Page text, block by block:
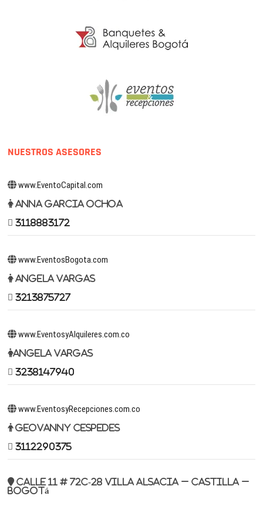
NUESTROS ASESORES
www.EventoCapital.com
Anna Garcia Ochoa
3118883172
www.EventosBogota.com
Angela Vargas
3213875727
www.EventosyAlquileres.com.co
Angela Vargas
3238147940
www.EventosyRecepciones.com.co
Geovanny Cespedes
3112290375
Calle 11 # 72c-28 Villa Alsacia – Castilla –
Bogotá